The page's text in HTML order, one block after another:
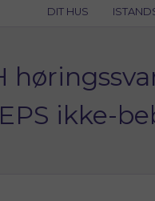
DIT HUS
ikke-